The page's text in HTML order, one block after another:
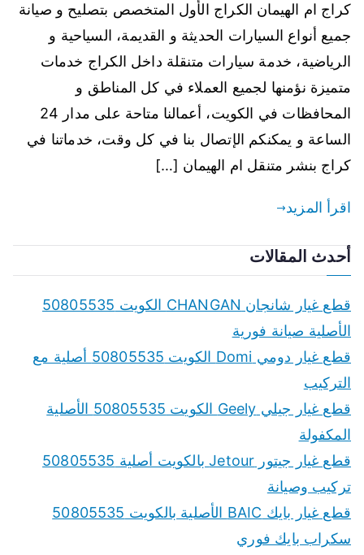
كراج ام الهيمان الكراج الأول المتخصص بتصليح و صيانة
جميع أنواع السيارات الحديثة و القديمة، السياحية و
الرياضية، خدمة سيارات متنقلة داخل الكراج خدمات
متميزة نؤمنها لجميع العملاء في كل المناطق و
المحافظات في الكويت، أعمالنا متاحة على مدار 24
الساعة و يمكنكم الإتصال بنا في كل وقت، خدماتنا في
كراج بنشر متنقل ام الهيمان […]
اقرأ المزيد
أحدث المقالات
قطع غيار شانجان CHANGAN الكويت 50805535
الأصلية صيانة فورية
قطع غيار دومي Domi الكويت 50805535 أصلية مع
التركيب
قطع غيار جيلي Geely الكويت 50805535 الأصلية
المكفولة
قطع غيار جيتور Jetour بالكويت أصلية 50805535
تركيب وصيانة
قطع غيار بايك BAIC الأصلية بالكويت 50805535
سكراب بايك فوري